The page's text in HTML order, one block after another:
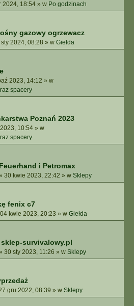
2024, 18:54 » w Po godzinach
gazowy ogrzewacz
sty 2024, 08:28 » w Giełda
2023, 14:12 » w
spacery
Poznań 2023
10:54 » w
spacery
i Petromax
30 kwie 2023, 22:42 » w Sklepy
fenix c7
04 kwie 2023, 20:23 » w Giełda
survivalowy.pl
30 sty 2023, 11:26 » w Sklepy
gru 2022, 08:39 » w Sklepy